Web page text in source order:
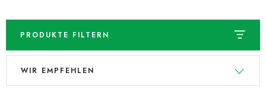
PRODUKTE FILTERN
L
P WIR EMPFEHLEN